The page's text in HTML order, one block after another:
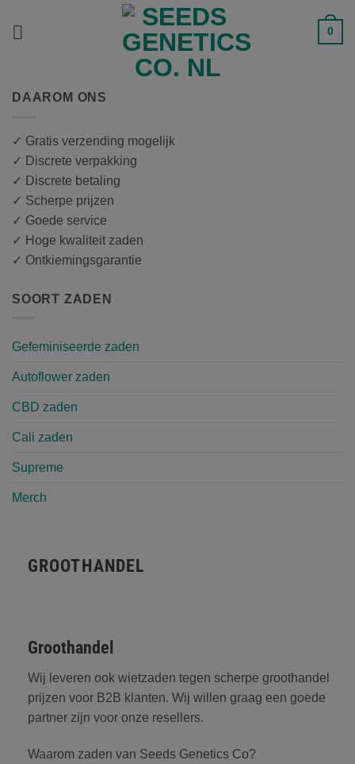
naar
0
GROOTHANDEL
Groothandel
Wij leveren ook wietzaden tegen scherpe groothandel
prijzen voor B2B klanten. Wij willen graag een goede
partner zijn voor onze resellers.
Waarom zaden van Seeds Genetics Co?
DAAROM ONS
✓ Gratis verzending mogelijk
✓ Discrete verpakking
✓ Discrete betaling
✓ Scherpe prijzen
✓ Goede service
✓ Hoge kwaliteit zaden
✓ Ontkiemingsgarantie
SOORT ZADEN
Gefeminiseerde zaden
Autoflower zaden
CBD zaden
Cali zaden
Supreme
Merch